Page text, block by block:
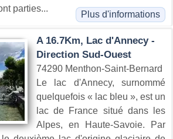
parties...
Plus d'informations
A 16.7Km, Lac d'Annecy -
Direction Sud-Ouest
74290 Menthon-Saint-Bernard
Le lac d'Annecy, surnommé
quelquefois « lac bleu », est un
lac de France situé dans les
Alpes, en Haute-Savoie. Par